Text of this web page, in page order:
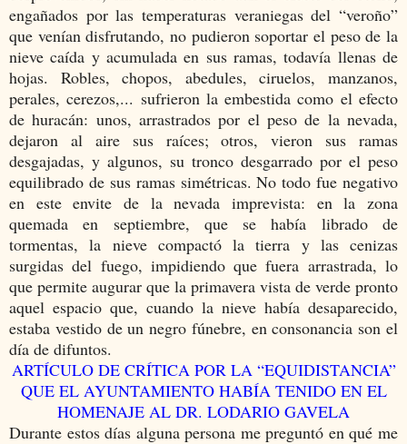
engañados por las temperaturas veraniegas del “veroño”
que venían disfrutando, no pudieron soportar el peso de la
nieve caída y acumulada en sus ramas, todavía llenas de
hojas. Robles, chopos, abedules, ciruelos, manzanos,
perales, cerezos,... sufrieron la embestida como el efecto
de huracán: unos, arrastrados por el peso de la nevada,
dejaron al aire sus raíces; otros, vieron sus ramas
desgajadas, y algunos, su tronco desgarrado por el peso
equilibrado de sus ramas simétricas. No todo fue negativo
en este envite de la nevada imprevista: en la zona
quemada en septiembre, que se había librado de
tormentas, la nieve compactó la tierra y las cenizas
surgidas del fuego, impidiendo que fuera arrastrada, lo
que permite augurar que la primavera vista de verde pronto
aquel espacio que, cuando la nieve había desaparecido,
estaba vestido de un negro fúnebre, en consonancia son el
día de difuntos.
ARTÍCULO DE CRÍTICA POR LA “EQUIDISTANCIA”
QUE EL AYUNTAMIENTO HABÍA TENIDO EN EL
HOMENAJE AL DR. LODARIO GAVELA
Durante estos días alguna persona me preguntó en qué me